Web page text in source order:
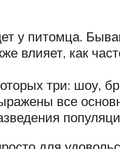
у питомца.
влияет, как
три: шоу,
все